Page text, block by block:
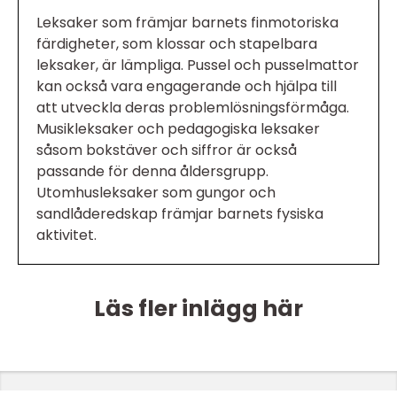
Leksaker som främjar barnets finmotoriska
färdigheter, som klossar och stapelbara
leksaker, är lämpliga. Pussel och pusselmattor
kan också vara engagerande och hjälpa till
att utveckla deras problemlösningsförmåga.
Musikleksaker och pedagogiska leksaker
såsom bokstäver och siffror är också
passande för denna åldersgrupp.
Utomhusleksaker som gungor och
sandlåderedskap främjar barnets fysiska
aktivitet.
Läs fler inlägg här